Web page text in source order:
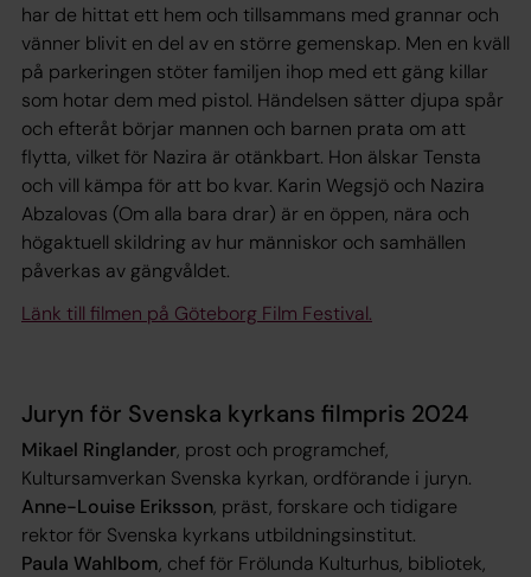
har de hittat ett hem och tillsammans med grannar och
vänner blivit en del av en större gemenskap. Men en kväll
på parkeringen stöter familjen ihop med ett gäng killar
som hotar dem med pistol. Händelsen sätter djupa spår
och efteråt börjar mannen och barnen prata om att
flytta, vilket för Nazira är otänkbart. Hon älskar Tensta
och vill kämpa för att bo kvar. Karin Wegsjö och Nazira
Abzalovas (Om alla bara drar) är en öppen, nära och
högaktuell skildring av hur människor och samhällen
påverkas av gängvåldet.
Länk till filmen på Göteborg Film Festival.
Juryn för Svenska kyrkans filmpris 2024
Mikael Ringlander, prost och programchef,
Kultursamverkan Svenska kyrkan, ordförande i juryn.
Anne-Louise Eriksson, präst, forskare och tidigare
rektor för Svenska kyrkans utbildningsinstitut.
Paula Wahlbom, chef för Frölunda Kulturhus, bibliotek,